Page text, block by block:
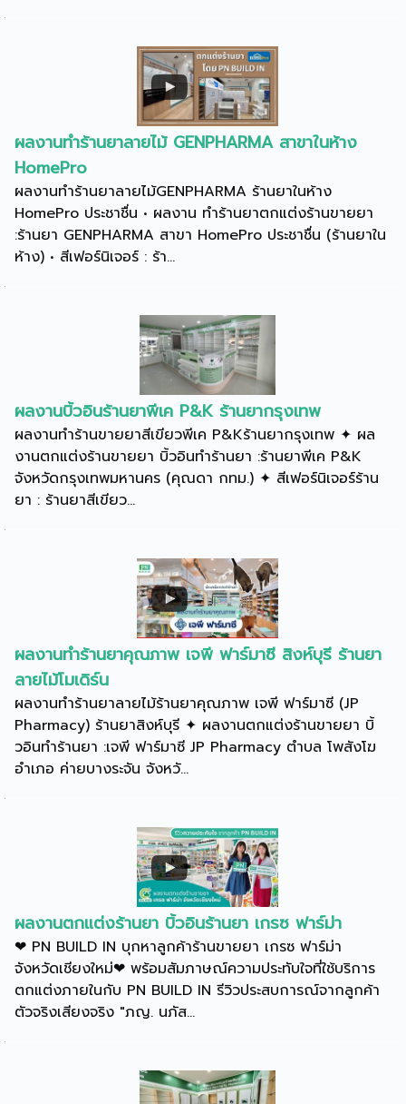
ผลงานทำร้านยาลายไม้ GENPHARMA สาขาในห้าง
HomePro
ผลงานทำร้านยาลายไม้GENPHARMA ร้านยาในห้าง
HomePro ประชาชื่น • ผลงาน ทำร้านยาตกแต่งร้านขายยา
:ร้านยา GENPHARMA สาขา HomePro ประชาชื่น (ร้านยาใน
ห้าง) • สีเฟอร์นิเจอร์ : ร้า...
ผลงานบิ้วอินร้านยาพีเค P&K ร้านยากรุงเทพ
ผลงานทำร้านขายยาสีเขียวพีเค P&Kร้านยากรุงเทพ ✦ ผล
งานตกแต่งร้านขายยา บิ้วอินทำร้านยา :ร้านยาพีเค P&K
จังหวัดกรุงเทพมหานคร (คุณดา กทม.) ✦ สีเฟอร์นิเจอร์ร้าน
ยา : ร้านยาสีเขียว...
ผลงานทำร้านยาคุณภาพ เจพี ฟาร์มาซี สิงห์บุรี ร้านยา
ลายไม้โมเดิร์น
ผลงานทำร้านยาลายไม้ร้านยาคุณภาพ เจพี ฟาร์มาซี (JP
Pharmacy) ร้านยาสิงห์บุรี ✦ ผลงานตกแต่งร้านขายยา บิ้
วอินทำร้านยา :เจพี ฟาร์มาซี JP Pharmacy ตำบล โพสังโฆ
อำเภอ ค่ายบางระจัน จังหวั...
ผลงานตกแต่งร้านยา บิ้วอินร้านยา เกรซ ฟาร์ม่า
❤ PN BUILD IN บุกหาลูกค้าร้านขายยา เกรซ ฟาร์ม่า
จังหวัดเชียงใหม่❤ พร้อมสัมภาษณ์ความประทับใจที่ใช้บริการ
ตกแต่งภายในกับ PN BUILD IN รีวิวประสบการณ์จากลูกค้า
ตัวจริงเสียงจริง "ภญ. นภัส...